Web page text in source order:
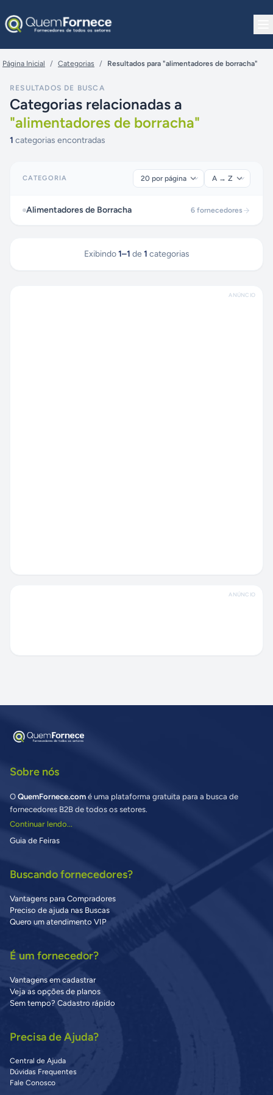
Página Inicial / Categorias / Resultados para "alimentadores de borracha"
RESULTADOS DE BUSCA
Categorias relacionadas a
"alimentadores de borracha"
1 categorias encontradas
CATEGORIA
Alimentadores de Borracha 6 fornecedores
Exibindo 1–1 de 1 categorias
ANÚNCIO
ANÚNCIO
Sobre nós
O QuemFornece.com é uma plataforma gratuita para a busca de
fornecedores B2B de todos os setores.
Continuar lendo...
Guia de Feiras
Buscando fornecedores?
Vantagens para Compradores
Preciso de ajuda nas Buscas
Quero um atendimento VIP
É um fornecedor?
Vantagens em cadastrar
Veja as opções de planos
Sem tempo? Cadastro rápido
Precisa de Ajuda?
Central de Ajuda
Dúvidas Frequentes
Fale Conosco